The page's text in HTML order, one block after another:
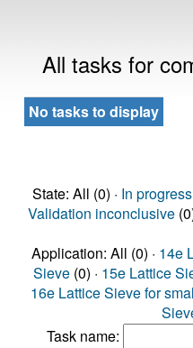
All tasks for
No tasks to display
State: All (0) · In progress
Validation inconclusive
Application: All (0) · 14e
Sieve (0) · 15e Lattice
16e Lattice Sieve for
Task name: